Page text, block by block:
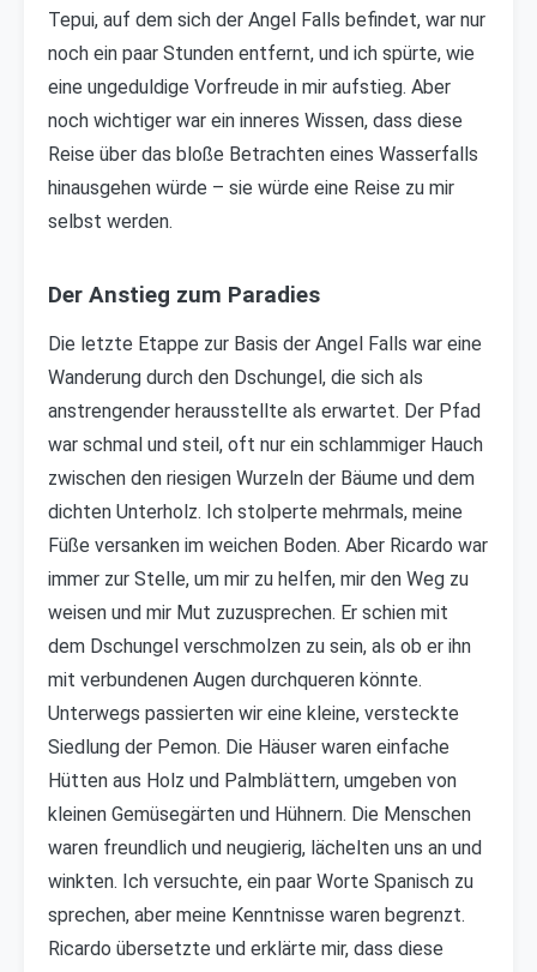
Tepui, auf dem sich der Angel Falls befindet, war nur
noch ein paar Stunden entfernt, und ich spürte, wie
eine ungeduldige Vorfreude in mir aufstieg. Aber
noch wichtiger war ein inneres Wissen, dass diese
Reise über das bloße Betrachten eines Wasserfalls
hinausgehen würde – sie würde eine Reise zu mir
selbst werden.
Der Anstieg zum Paradies
Die letzte Etappe zur Basis der Angel Falls war eine
Wanderung durch den Dschungel, die sich als
anstrengender herausstellte als erwartet. Der Pfad
war schmal und steil, oft nur ein schlammiger Hauch
zwischen den riesigen Wurzeln der Bäume und dem
dichten Unterholz. Ich stolperte mehrmals, meine
Füße versanken im weichen Boden. Aber Ricardo war
immer zur Stelle, um mir zu helfen, mir den Weg zu
weisen und mir Mut zuzusprechen. Er schien mit
dem Dschungel verschmolzen zu sein, als ob er ihn
mit verbundenen Augen durchqueren könnte.
Unterwegs passierten wir eine kleine, versteckte
Siedlung der Pemon. Die Häuser waren einfache
Hütten aus Holz und Palmblättern, umgeben von
kleinen Gemüsegärten und Hühnern. Die Menschen
waren freundlich und neugierig, lächelten uns an und
winkten. Ich versuchte, ein paar Worte Spanisch zu
sprechen, aber meine Kenntnisse waren begrenzt.
Ricardo übersetzte und erklärte mir, dass diese